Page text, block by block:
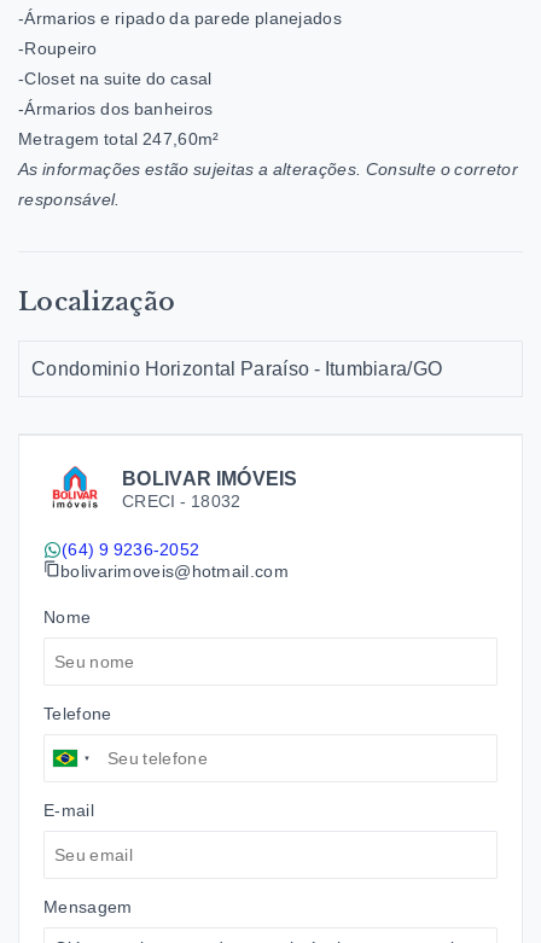
BOLIVAR IMÓVEIS
CRECI - 18032
(64) 9 9236-2052
bolivarimoveis@hotmail.com
Nome
Telefone
E-mail
Mensagem
-Ármarios e ripado da parede planejados
-Roupeiro
-Closet na suite do casal
-Ármarios dos banheiros
Metragem total 247,60m²
As informações estão sujeitas a alterações. Consulte o corretor
responsável.
Localização
Condominio Horizontal Paraíso - Itumbiara/GO